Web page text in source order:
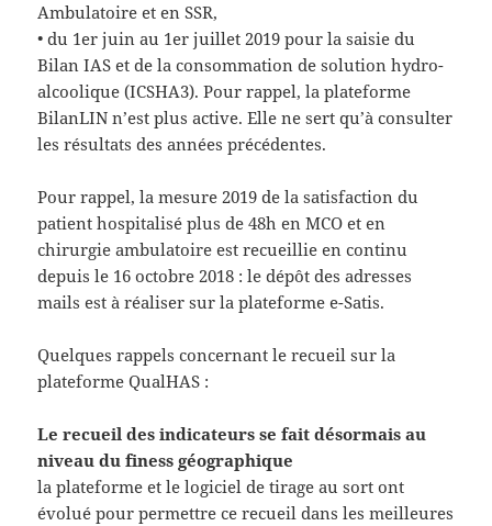
Ambulatoire et en SSR,
• du 1er juin au 1er juillet 2019 pour la saisie du
Bilan IAS et de la consommation de solution hydro-
alcoolique (ICSHA3). Pour rappel, la plateforme
BilanLIN n’est plus active. Elle ne sert qu’à consulter
les résultats des années précédentes.
Pour rappel, la mesure 2019 de la satisfaction du
patient hospitalisé plus de 48h en MCO et en
chirurgie ambulatoire est recueillie en continu
depuis le 16 octobre 2018 : le dépôt des adresses
mails est à réaliser sur la plateforme e-Satis.
Quelques rappels concernant le recueil sur la
plateforme QualHAS :
Le recueil des indicateurs se fait désormais au
niveau du finess géographique
la plateforme et le logiciel de tirage au sort ont
évolué pour permettre ce recueil dans les meilleures